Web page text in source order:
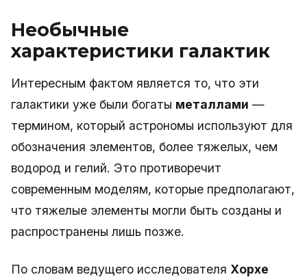
Необычные
характеристики галактик
Интересным фактом является то, что эти
галактики уже были богаты металлами —
термином, который астрономы используют для
обозначения элементов, более тяжелых, чем
водород и гелий. Это противоречит
современным моделям, которые предполагают,
что тяжелые элементы могли быть созданы и
распространены лишь позже.
По словам ведущего исследователя Хорхе